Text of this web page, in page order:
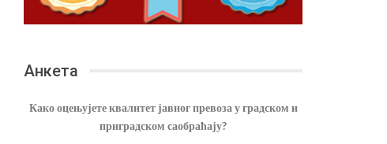
Анкета
Како оцењујете квалитет јавног превоза у градском и
приградском саобраћају?